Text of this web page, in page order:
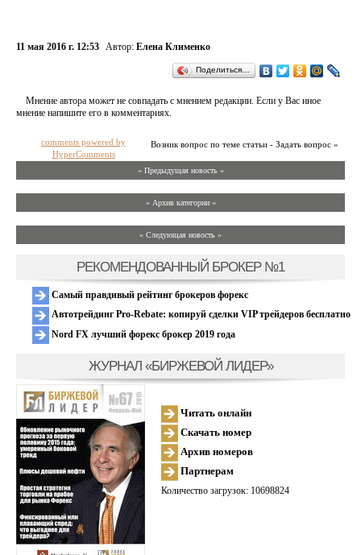
11 мая 2016 г. 12:53 Автор: Елена Клименко
Поделиться…
Мнение автора может не совпадать с мнением редакции. Если у Вас иное
мнение напишите его в комментариях.
Возник вопрос по теме статьи - Задать вопрос »
comments powered by
HyperComments
« Предыдущая новость «
» Архив категории «
» Следующая новость »
РЕКОМЕНДОВАННЫЙ БРОКЕР №1
Самый правдивый рейтинг брокеров форекс
Автотрейдинг Pro-Rebate: копируй сделки VIP трейдеров бесплатно
Nord FX лучший форекс брокер 2019 года
ЖУРНАЛ «БИРЖЕВОЙ ЛИДЕР»
Читать онлайн
Скачать номер
Архив номеров
Партнерам
Количество загрузок: 10698824